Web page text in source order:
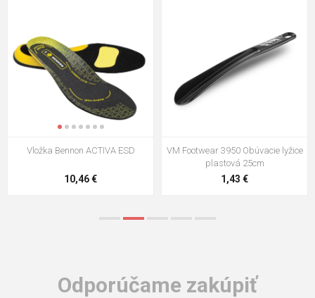
VM Footwear 3009 Vkladacia
5,21 €
VM Footwear 3102 Šnúrky ploché
0,79 €
Odporúčame zakúpiť